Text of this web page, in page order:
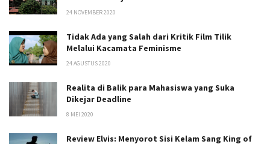
24 NOVEMBER 2020
Tidak Ada yang Salah dari Kritik Film Tilik
Melalui Kacamata Feminisme
24 AGUSTUS 2020
Realita di Balik para Mahasiswa yang Suka
Dikejar Deadline
8 MEI 2020
Review Elvis: Menyorot Sisi Kelam Sang King of